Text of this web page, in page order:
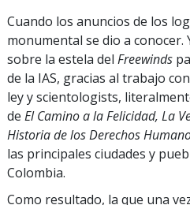
Cuando los anuncios de los
monumental se dio a conocer.
sobre la estela del Freewinds
de la IAS, gracias al trabajo
ley y scientologists,
de El Camino a la Felicidad, La
Historia de los Derechos
las principales ciudades y
Colombia.
Como resultado, la que una